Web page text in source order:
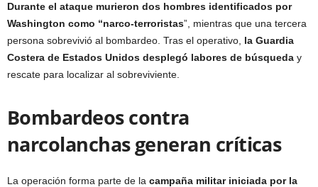
Durante el ataque murieron dos hombres identificados por
Washington como “narco-terroristas”, mientras que una tercera
persona sobrevivió al bombardeo. Tras el operativo, la Guardia
Costera de Estados Unidos desplegó labores de búsqueda y
rescate para localizar al sobreviviente.
Bombardeos contra
narcolanchas generan críticas
La operación forma parte de la campaña militar iniciada por la